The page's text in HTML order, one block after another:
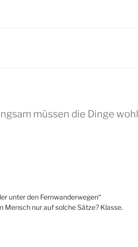
müssen die Dinge wohl
unter den Fernwanderwegen“
Mensch nur auf solche Sätze? Klasse.